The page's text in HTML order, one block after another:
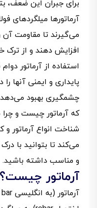
برای جبران این ضعف،
آرماتورها میلگردهای
می‌گیرند تا مقاومت آن
افزایش دهند و از ترک
استفاده از آرماتور
پایداری و ایمنی آنها
چشمگیری بهبود
که آرماتور چیست و
شناخت انواع آرماتور
می‌کند تا بتوانید با درک
و مناسب داشته باشید.
آرماتور چیست؟